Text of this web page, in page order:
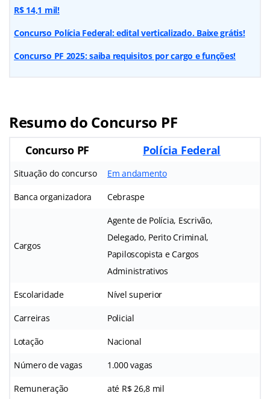
R$ 14,1 mil!
Concurso Polícia Federal: edital verticalizado. Baixe grátis!
Concurso PF 2025: saiba requisitos por cargo e funções!
Resumo do Concurso PF
Concurso PF Polícia Federal
Situação do concurso Em andamento
Banca organizadora Cebraspe
Cargos
Agente de Polícia, Escrivão,
Delegado, Perito Criminal,
Papiloscopista e Cargos
Administrativos
Escolaridade Nível superior
Carreiras Policial
Lotação Nacional
Número de vagas 1.000 vagas
Remuneração até R$ 26,8 mil